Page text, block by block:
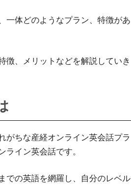
一体どのようなプラン、特徴があ
徴、メリットなどを解説していき
がちな産経オンライン英会話プラ
イン英会話です。
での英語を網羅し、自分のレベル